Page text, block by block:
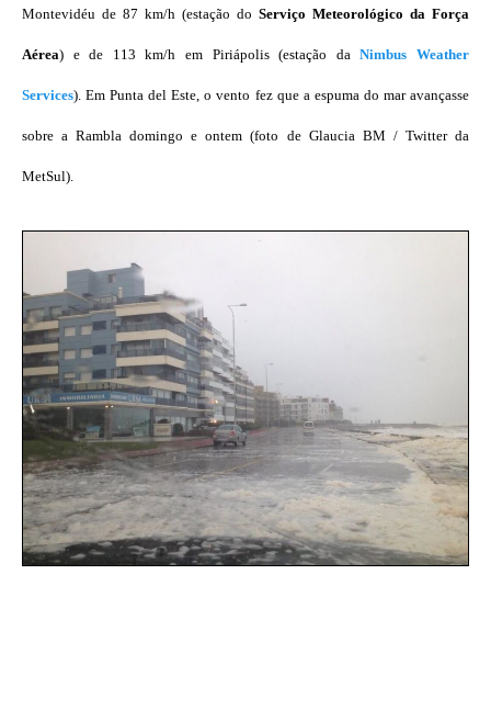
Montevidéu de 87 km/h (estação do Serviço Meteorológico da Força
Aérea) e de 113 km/h em Piriápolis (estação daNimbus Weather
Services). Em Punta del Este, o vento fez que a espuma do mar avançasse
sobre a Rambla domingo e ontem (foto de Glaucia BM / Twitter da
MetSul).